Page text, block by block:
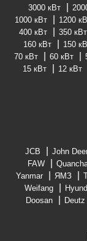
3000 кВт
1000 кВт
1200
400 кВт
350 кВт
160 кВт
150
70 кВт
60 кВт
15 кВт
12 кВт
JCB John
FAW
Yanmar
ЯМЗ
Weifang
Doosan
Deutz